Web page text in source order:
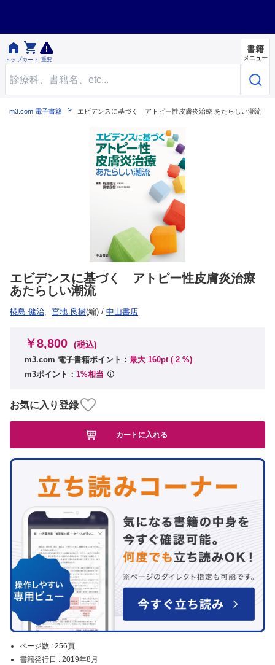

トップ

カート 重要
書籍
メニュー
m3.com 電子書籍 エビデンスに基づく アトピー性皮膚炎治療 あたらしい潮流
エビデンスに基づく アトピー性皮膚炎治療
あたらしい潮流
椛島 健治, 宮地 良樹(編) / 中山書店
ページ数 : 256頁
書籍発行日 : 2019年8月
￥8,800 (税込)
m3.com 電子書籍ポイント： 最大 160pt ( 2 %)
m3ポイント： 1%相当
お気に入り登録
カートに入れる